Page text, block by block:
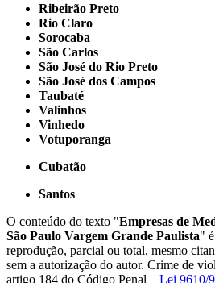
Ribeirão Preto
Rio Claro
Sorocaba
São Carlos
São José do Rio Preto
São José dos Campos
Taubaté
Valinhos
Vinhedo
Votuporanga
Cubatão
Santos
O conteúdo do texto "Empresas de
São Paulo Vargem Grande Paulista"
reprodução, parcial ou total, mesmo
sem a autorização do autor. Crime de
artigo 184 do Código Penal – Lei 9610/